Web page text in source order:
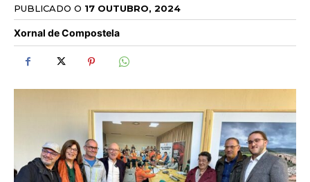
PUBLICADO O 17 OUTUBRO, 2024
Xornal de Compostela